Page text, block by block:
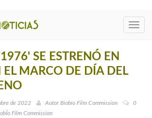
SE ESTRENÓ EN
EL MARCO DE DÍA DEL
de 2022 Autor Biobío Film Commission
0
Film Commission